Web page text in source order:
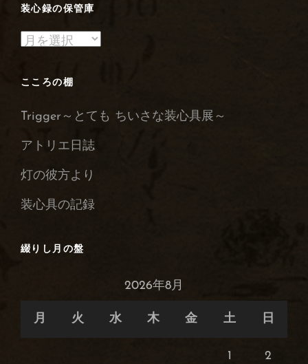
装心録の保管庫
装
録
保
こころの棚
Trigger～とても ちいさな装心具展～
アトリエ日誌
灯の彼方より
装心具の記録
綴りし月の盤
2026年8月
月 火 水 木 金 土 日
1 2